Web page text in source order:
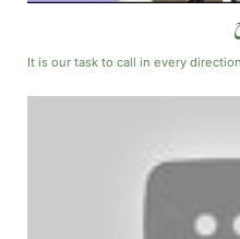
It is our task to call in every direction